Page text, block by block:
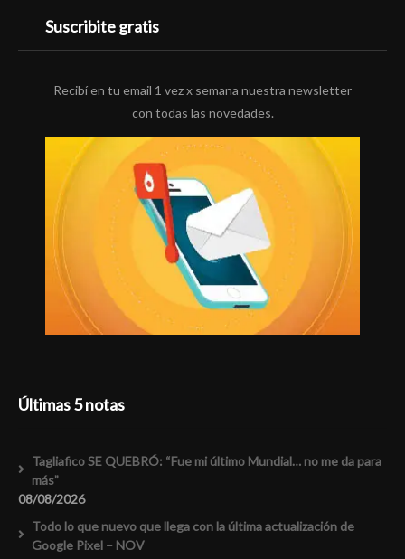
Suscribite gratis
Recibí en tu email 1 vez x semana nuestra newsletter
con todas las novedades.
Últimas 5 notas
Tagliafico SE QUEBRÓ: “Fue mi último Mundial… no me da para
más”
08/08/2026
Todo lo que nuevo que llega con la última actualización de
Google Pixel – NOV